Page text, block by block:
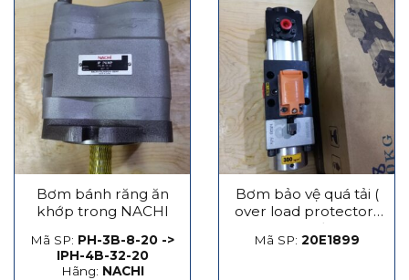
Bơm bánh răng ăn
khớp trong NACHI
Mã SP: PH-3B-8-20 ->
IPH-4B-32-20
Hãng: NACHI
Bơm bảo vệ quá tải (
over load protector)
máy dập
Mã SP: 20E1899